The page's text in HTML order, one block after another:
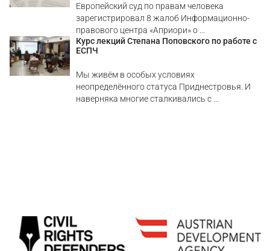
Европейский суд по правам человека
зарегистрировал 8 жалоб Информационно-
правового центра «Априори» о ...
Курс лекций Степана Поповского по работе с
ЕСПЧ
Мы живём в особых условиях
неопределённого статуса Приднестровья. И
наверняка многие сталкивались с ...